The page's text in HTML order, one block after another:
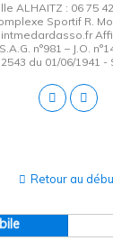
ALHAITZ : 06 75
Sportif R.
n°981 – J.O.
du 01/06/1941 -
Retour au